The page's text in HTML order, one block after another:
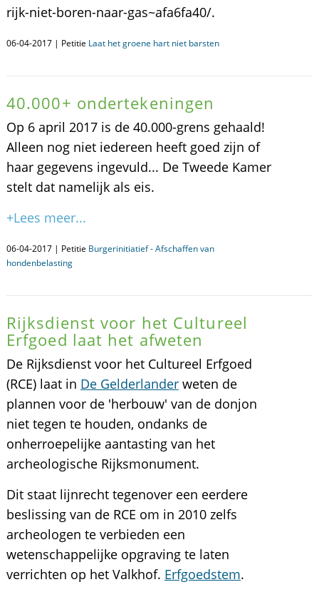
rijk-niet-boren-naar-gas~afa6fa40/.
06-04-2017 | Petitie Laat het groene hart niet barsten
40.000+ ondertekeningen
Op 6 april 2017 is de 40.000-grens gehaald!
Alleen nog niet iedereen heeft goed zijn of
haar gegevens ingevuld... De Tweede Kamer
stelt dat namelijk als eis.
+Lees meer...
06-04-2017 | Petitie Burgerinitiatief - Afschaffen van
hondenbelasting
Rijksdienst voor het Cultureel
Erfgoed laat het afweten
De Rijksdienst voor het Cultureel Erfgoed
(RCE) laat in De Gelderlanderweten de
plannen voor de 'herbouw' van de donjon
niet tegen te houden, ondanks de
onherroepelijke aantasting van het
archeologische Rijksmonument.
Dit staat lijnrecht tegenover een eerdere
beslissing van de RCE om in 2010 zelfs
archeologen te verbieden een
wetenschappelijke opgraving te laten
verrichten op het Valkhof. Erfgoedstem.